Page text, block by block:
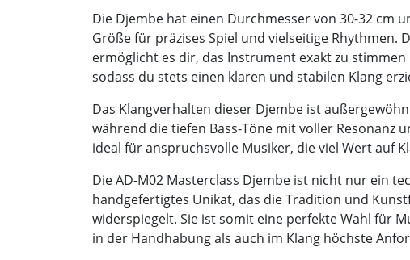
Die Djembe hat einen Durchmesser von 30-32 cm
Größe für präzises Spiel und vielseitige Rhythmen.
ermöglicht es dir, das Instrument exakt zu
sodass du stets einen klaren und stabilen Klang
Das Klangverhalten dieser Djembe ist
während die tiefen Bass-Töne mit voller Resonanz
ideal für anspruchsvolle Musiker, die viel Wert auf
Die AD-M02 Masterclass Djembe ist nicht nur ein
handgefertigtes Unikat, das die Tradition und
widerspiegelt. Sie ist somit eine perfekte Wahl für
in der Handhabung als auch im Klang höchste